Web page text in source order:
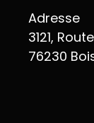
Adresse
3121,
76230